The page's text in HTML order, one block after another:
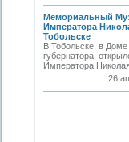
Мемориальный
Императора
Тобольске
В Тобольске, в Доме
губернатора,
Императора
26